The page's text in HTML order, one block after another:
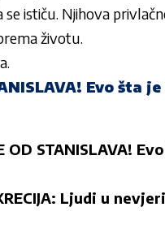
ističu. Njihova
životu.
Evo šta
OD STANISLAVA!
Ljudi u